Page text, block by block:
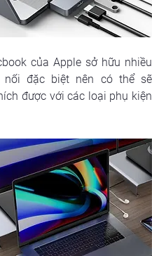
của Apple sở hữu nhiều
nối đặc biệt nên có thể sẽ
được với các loại phụ kiện